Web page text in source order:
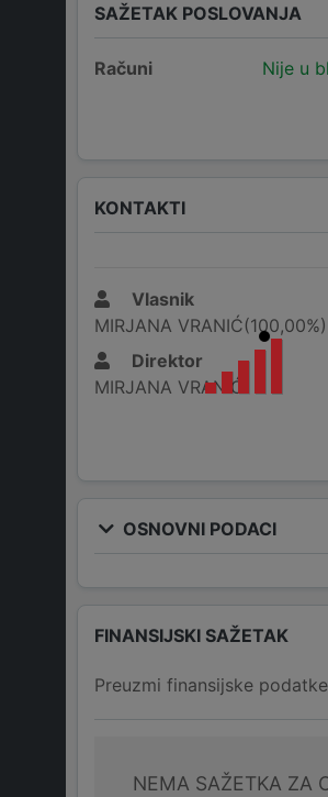
SAŽETAK POSLOVANJA
Računi Nije u
KONTAKTI
Vlasnik
MIRJANA VRANIĆ(100,00%)
Direktor
MIRJANA VRANIĆ
OSNOVNI PODACI
FINANSIJSKI SAŽETAK
Preuzmi finansijske podatke
NEMA SAŽETKA ZA